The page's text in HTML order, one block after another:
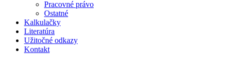
Pracovné právo
Ostatné
Kalkulačky
Literatúra
Užitočné odkazy
Kontakt